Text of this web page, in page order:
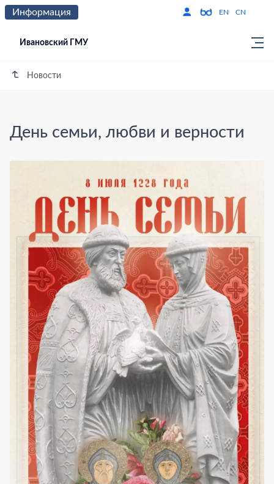
Информация Версия для
EN CN
Ивановский ГМУ
Новости
День семьи, любви и верности